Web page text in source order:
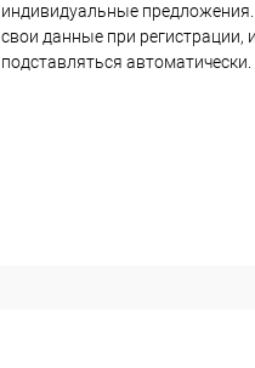
индивидуальные
свои данные при регистрации,
подставляться автоматически.